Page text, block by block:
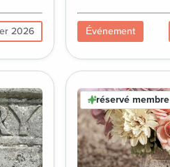
2026 Événement
réservé membre